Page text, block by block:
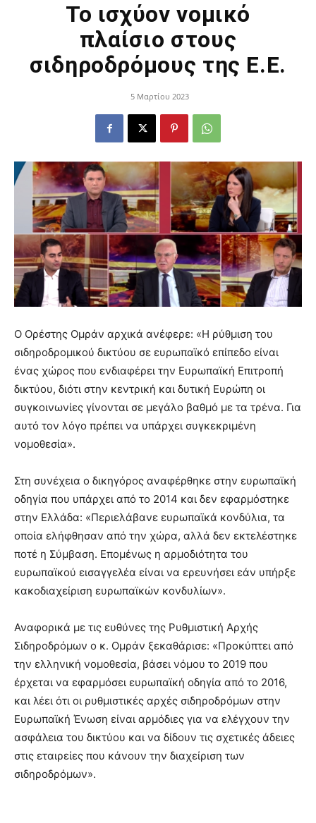
Το ισχύον νομικό
πλαίσιο στους
σιδηροδρόμους της Ε.Ε.
5 Μαρτίου 2023
Ο Ορέστης Ομράν αρχικά ανέφερε: «Η ρύθμιση του
σιδηροδρομικού δικτύου σε ευρωπαϊκό επίπεδο είναι
ένας χώρος που ενδιαφέρει την Ευρωπαϊκή Επιτροπή
δικτύου, διότι στην κεντρική και δυτική Ευρώπη οι
συγκοινωνίες γίνονται σε μεγάλο βαθμό με τα τρένα. Για
αυτό τον λόγο πρέπει να υπάρχει συγκεκριμένη
νομοθεσία».
Στη συνέχεια ο δικηγόρος αναφέρθηκε στην ευρωπαϊκή
οδηγία που υπάρχει από το 2014 και δεν εφαρμόστηκε
στην Ελλάδα: «Περιελάβανε ευρωπαϊκά κονδύλια, τα
οποία ελήφθησαν από την χώρα, αλλά δεν εκτελέστηκε
ποτέ η Σύμβαση. Επομένως η αρμοδιότητα του
ευρωπαϊκού εισαγγελέα είναι να ερευνήσει εάν υπήρξε
κακοδιαχείριση ευρωπαϊκών κονδυλίων».
Αναφορικά με τις ευθύνες της Ρυθμιστική Αρχής
Σιδηροδρόμων ο κ. Ομράν ξεκαθάρισε: «Προκύπτει από
την ελληνική νομοθεσία, βάσει νόμου το 2019 που
έρχεται να εφαρμόσει ευρωπαϊκή οδηγία από το 2016,
και λέει ότι οι ρυθμιστικές αρχές σιδηροδρόμων στην
Ευρωπαϊκή Ένωση είναι αρμόδιες για να ελέγχουν την
ασφάλεια του δικτύου και να δίδουν τις σχετικές άδειες
στις εταιρείες που κάνουν την διαχείριση των
σιδηροδρόμων».